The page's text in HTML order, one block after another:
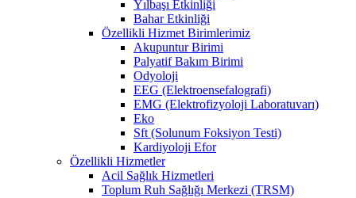
Yılbaşı Etkinliği
Bahar Etkinliği
Özellikli Hizmet Birimlerimiz
Akupuntur Birimi
Palyatif Bakım Birimi
Odyoloji
EEG (Elektroensefalografi)
EMG (Elektrofizyoloji Laboratuvarı)
Eko
Sft (Solunum Foksiyon Testi)
Kardiyoloji Efor
Özellikli Hizmetler
Acil Sağlık Hizmetleri
Toplum Ruh Sağlığı Merkezi (TRSM)